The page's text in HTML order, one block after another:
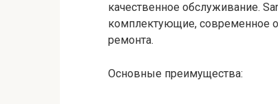
качественное обслуживание.
комплектующие, современное
ремонта.
Основные преимущества: